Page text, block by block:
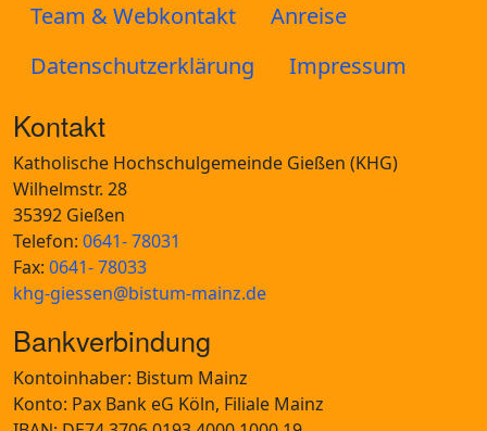
Team & Webkontakt
Anreise
Datenschutzerklärung
Impressum
Kontakt
Katholische Hochschulgemeinde Gießen (KHG)
Wilhelmstr. 28
35392 Gießen
Telefon: 0641- 78031
Fax: 0641- 78033
khg-giessen@bistum-mainz.de
Bankverbindung
Kontoinhaber: Bistum Mainz
Konto: Pax Bank eG Köln, Filiale Mainz